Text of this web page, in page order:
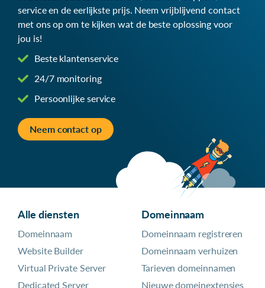
service en de eerlijkste prijs. Neem vrijblijvend contact
met ons op om te kijken wat de beste oplossing voor
jou is!
Beste klantenservice
24/7 monitoring
Persoonlijke service
Neem contact op
Alle diensten
Domeinnaam
Website Builder
Virtual Private Server
Dedicated Server
Domeinnaam
Domeinnaam registreren
Domeinnaam verhuizen
Tarieven domeinnamen
Nieuwe domeinextensies